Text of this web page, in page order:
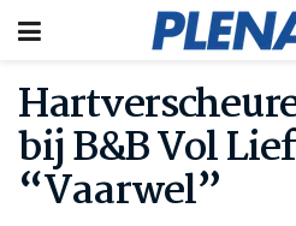
bij B&B Vol
“Vaarwel”